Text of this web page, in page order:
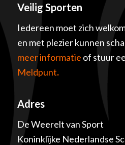
Veilig Sporten
Iedereen moet zich
en met plezier kunnen
meer informatie of stuur
Meldpunt.
Adres
De Weerelt van Sport
Koninklijke Nederlandse